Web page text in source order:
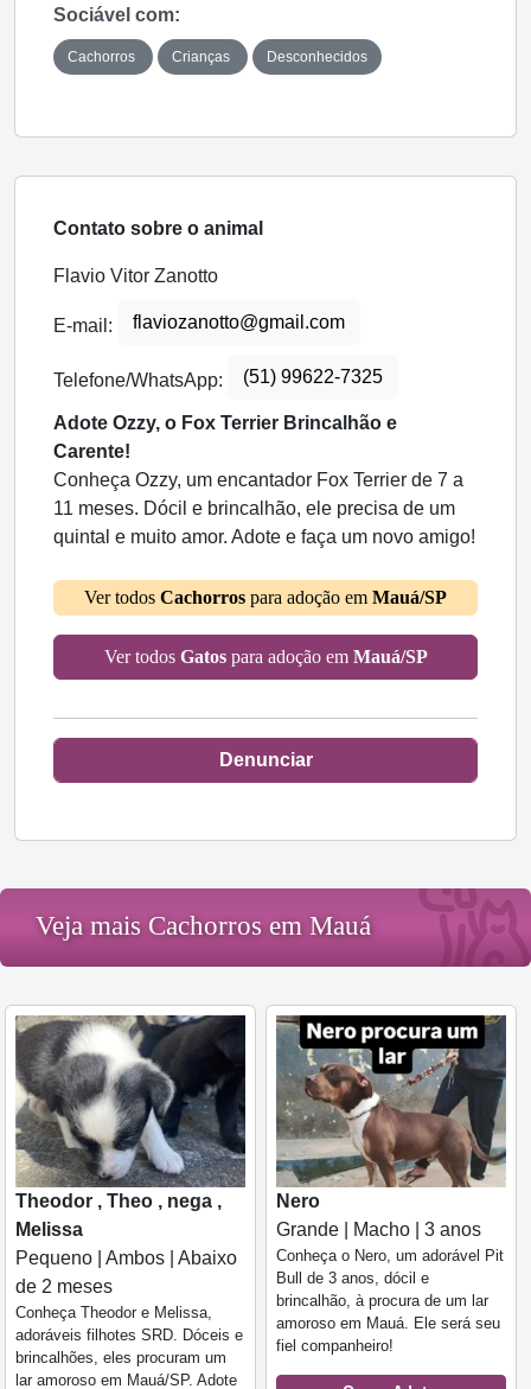
Sociável com:
Cachorros Crianças Desconhecidos
Contato sobre o animal
Flavio Vitor Zanotto
E-mail: flaviozanotto@gmail.com
Telefone/WhatsApp: (51) 99622-7325
Adote Ozzy, o Fox Terrier Brincalhão e
Carente!
Conheça Ozzy, um encantador Fox Terrier de 7 a
11 meses. Dócil e brincalhão, ele precisa de um
quintal e muito amor. Adote e faça um novo amigo!
Ver todos Cachorros para adoção em Mauá/SP
Ver todos Gatospara adoção em Mauá/SP
Denunciar
Veja mais Cachorros em Mauá
Theodor , Theo , nega ,
Melissa
Pequeno | Ambos | Abaixo
de 2 meses
Conheça Theodor e Melissa,
adoráveis filhotes SRD. Dóceis e
brincalhões, eles procuram um
lar amoroso em Mauá/SP. Adote
Nero
Grande | Macho | 3 anos
Conheça o Nero, um adorável Pit
Bull de 3 anos, dócil e
brincalhão, à procura de um lar
amoroso em Mauá. Ele será seu
fiel companheiro!